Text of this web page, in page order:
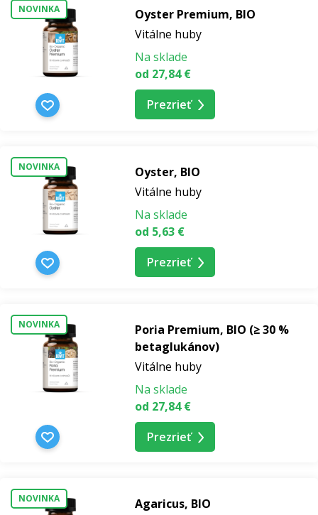
NOVINKA
Oyster Premium, BIO
Vitálne huby
Na sklade
od 27,84 €
Prezrieť
NOVINKA
Oyster, BIO
Vitálne huby
Na sklade
od 5,63 €
Prezrieť
NOVINKA
Poria Premium, BIO (≥ 30 %
betaglukánov)
Vitálne huby
Na sklade
od 27,84 €
Prezrieť
NOVINKA
Agaricus, BIO